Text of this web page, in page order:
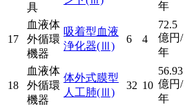
具
年
17
血液体
外循環
機器
吸着型血液
浄化器(Ⅲ)
6 4
72.5
億円/
年
18
血液体
外循環
機器
体外式膜型
人工肺(Ⅲ)
32 10
56.93
億円/
年